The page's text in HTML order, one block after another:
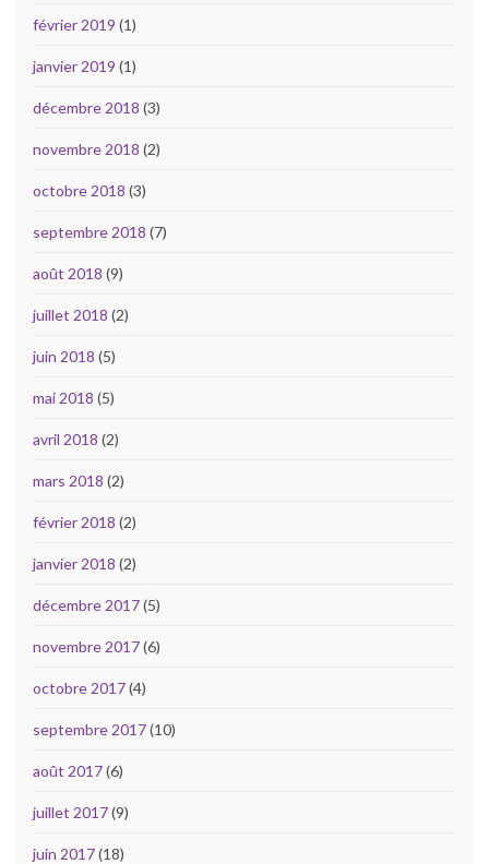
février 2019 (1)
janvier 2019 (1)
décembre 2018 (3)
novembre 2018 (2)
octobre 2018 (3)
septembre 2018 (7)
août 2018 (9)
juillet 2018 (2)
juin 2018 (5)
mai 2018 (5)
avril 2018 (2)
mars 2018 (2)
février 2018 (2)
janvier 2018 (2)
décembre 2017(5)
novembre 2017(6)
octobre 2017(4)
septembre 2017(10)
août 2017(6)
juillet 2017(9)
juin 2017(18)